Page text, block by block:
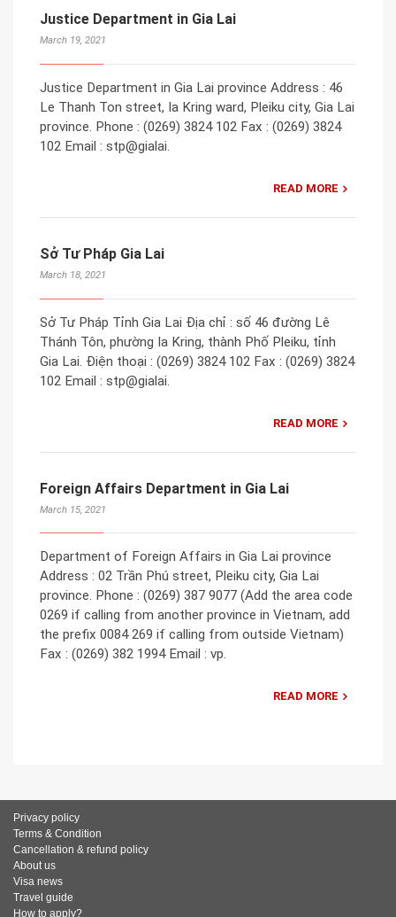
Justice Department in Gia Lai
March 19, 2021
Justice Department in Gia Lai province Address : 46
Le Thanh Ton street, Ia Kring ward, Pleiku city, Gia Lai
province. Phone : (0269) 3824 102 Fax : (0269) 3824
102 Email : stp@gialai.
READ MORE
Sở Tư Pháp Gia Lai
March 18, 2021
Sở Tư Pháp Tỉnh Gia Lai Địa chỉ : số 46 đường Lê
Thánh Tôn, phường Ia Kring, thành Phố Pleiku, tỉnh
Gia Lai. Điện thoại : (0269) 3824 102 Fax : (0269) 3824
102 Email : stp@gialai.
READ MORE
Foreign Affairs Department in Gia Lai
March 15, 2021
Department of Foreign Affairs in Gia Lai province
Address : 02 Trần Phú street, Pleiku city, Gia Lai
province. Phone : (0269) 387 9077 (Add the area code
0269 if calling from another province in Vietnam, add
the prefix 0084 269 if calling from outside Vietnam)
Fax : (0269) 382 1994 Email : vp.
READ MORE
Privacy policy
Terms & Condition
Cancellation & refund policy
About us
Visa news
Travel guide
How to apply?